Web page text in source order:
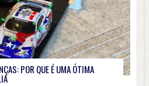
POR QUE É UMA ÓTIMA